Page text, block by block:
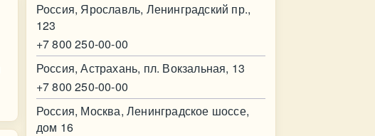
Россия, Ярославль, Ленинградский пр.,
123
+7 800 250-00-00
Россия, Астрахань, пл. Вокзальная, 13
+7 800 250-00-00
Россия, Москва, Ленинградское шоссе,
дом 16